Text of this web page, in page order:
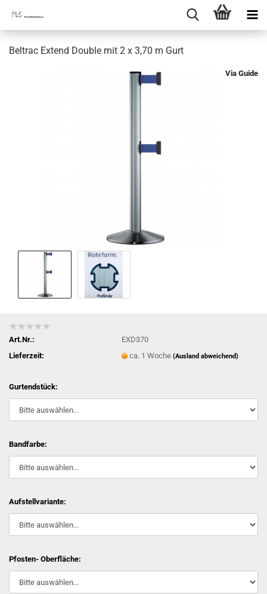
Beltrac Extend Double mit 2 x 3,70 m Gurt
Via Guide
Art.Nr.:
EXD370
Lieferzeit:
ca. 1 Woche(Ausland abweichend)
Gurtendstück:
Bandfarbe:
Aufstellvariante:
Pfosten- Oberfläche: